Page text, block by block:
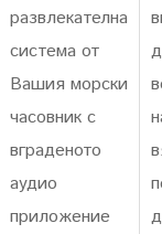
развлекателна
система от
Вашия морски
часовник с
вграденото
аудио
приложение